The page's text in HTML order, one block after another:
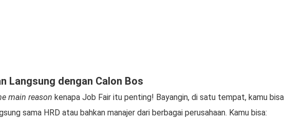
Langsung dengan Calon Bos
main reason kenapa Job Fair itu penting! Bayangin, di satu tempat, kamu bisa
sama HRD atau bahkan manajer dari berbagai perusahaan. Kamu bisa: